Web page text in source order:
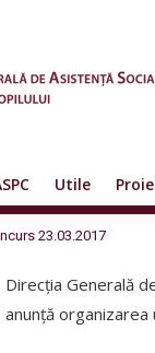
Utile
23.03.2017
Direcția Generală
anunță